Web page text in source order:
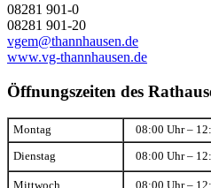
08281 901-0
08281 901-20
vgem@thannhausen.de
www.vg-thannhausen.de
Öffnungszeiten des
Montag 08:00 Uhr –
Dienstag 08:00 Uhr –